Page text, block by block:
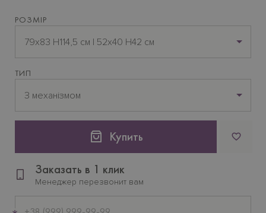
РОЗМІР
79x83 H114,5 см | 52х40 H42 см
ТИП
З механізмом
Купить
Заказать в 1 клик
Менеджер перезвонит вам